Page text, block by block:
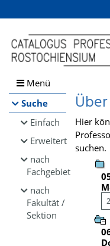
Browsen
direkt zum Inhalt
Menü
Suche
Einfach
Erweitert
nach
Fachgebiet
nach
Fakultät /
Sektion
Hier
suchen.